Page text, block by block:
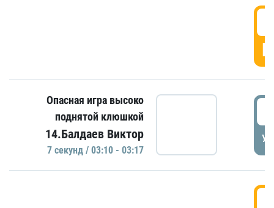
Опасная игра высоко
поднятой клюшкой
14.Балдаев Виктор
7 секунд / 03:10 - 03:17